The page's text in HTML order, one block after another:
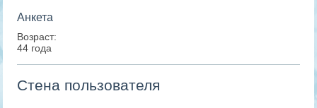
Анкета
Возраст:
44 года
Стена пользователя